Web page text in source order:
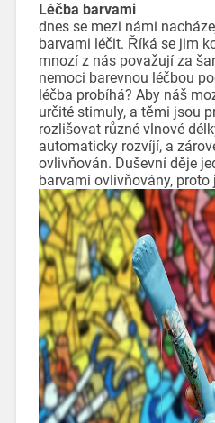
Léčba barvami
dnes se mezi námi
barvami léčit. Říká se jim
mnozí z nás považují za
nemoci barevnou léčbou
léčba probíhá? Aby náš
určité stimuly, a těmi jsou
rozlišovat různé vlnové
automaticky rozvíjí, a
ovlivňován. Duševní děje
barvami ovlivňovány,